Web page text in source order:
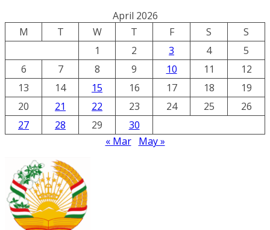
April 2026
M
T W T F S
S
1
2 3 4
5
6
7 8 9 10 11
12
13
14 15 16 17 18
19
20
21 22 23 24 25
26
27
28 29
30
« Mar
May »